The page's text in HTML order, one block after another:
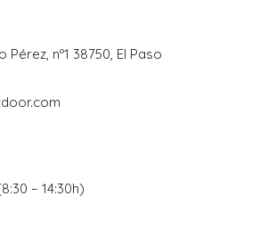
Pérez, nº1 38750, El Paso
– 14:30h)